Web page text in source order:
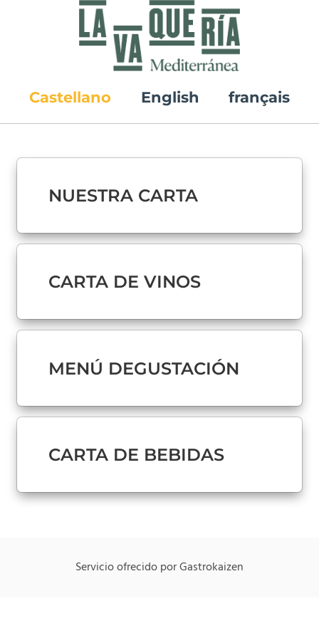
Castellano English français
NUESTRA CARTA
CARTA DE VINOS
MENÚ DEGUSTACIÓN
CARTA DE BEBIDAS
Servicio ofrecido por Gastrokaizen